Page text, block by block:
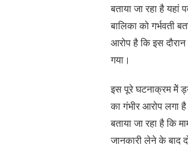
बताया जा रहा है
बालिका को गर्भवती
आरोप है कि इस
गया।
इस पूरे घटनाक्रम मेें
का गंभीर आरोप लगा
बताया जा रहा है कि
जानकारी लेने के बाद